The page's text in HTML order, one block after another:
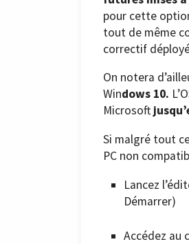
pour cette
tout de même
correctif
On notera
Windows 10.
Microsoft
Si malgré tout
PC non
Lancez
Démarrer)
Accédez au